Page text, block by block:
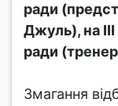
ради
Джуль), на
ради
Змагання